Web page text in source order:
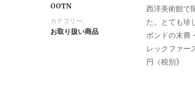
OOTN
カテゴリー:
お取り扱い商品
西洋美術館で
た。とても珍
ボンドの末裔
レックファ
円（税別)